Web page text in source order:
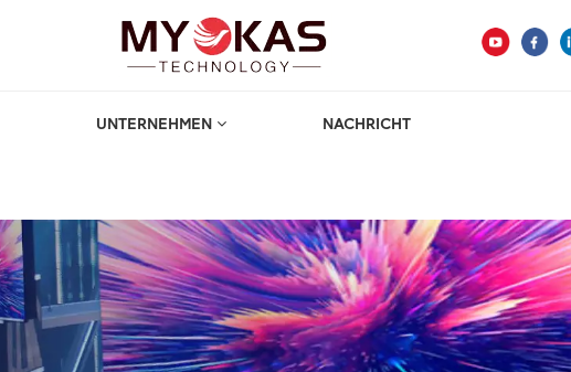
UNTERNEHMEN NACHRICHT